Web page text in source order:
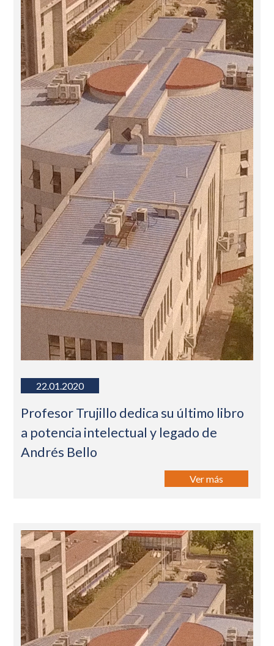
22.01.2020
Profesor Trujillo dedica su último libro
a potencia intelectual y legado de
Andrés Bello
Ver más